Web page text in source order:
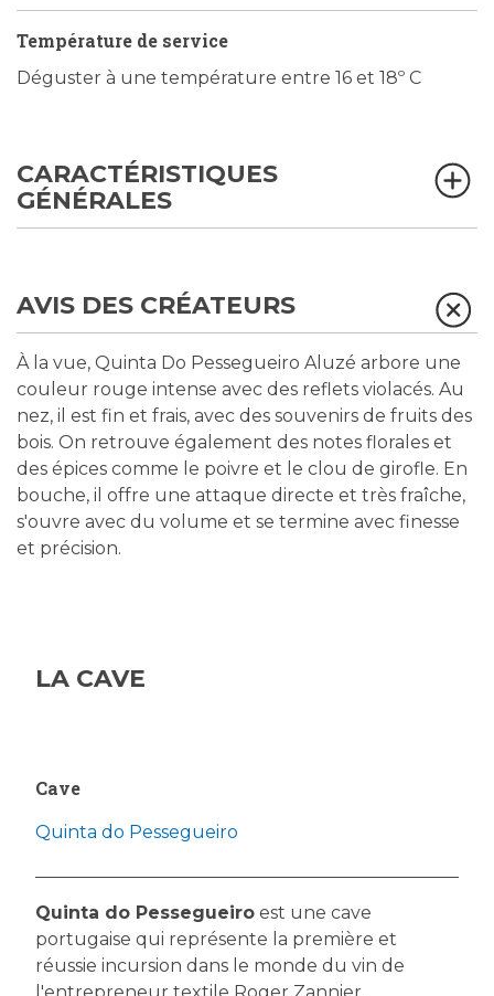
Température de service
Déguster à une température entre 16 et 18º C
CARACTÉRISTIQUES
GÉNÉRALES
AVIS DES CRÉATEURS
À la vue, Quinta Do Pessegueiro Aluzé arbore une
couleur rouge intense avec des reflets violacés. Au
nez, il est fin et frais, avec des souvenirs de fruits des
bois. On retrouve également des notes florales et
des épices comme le poivre et le clou de girofle. En
bouche, il offre une attaque directe et très fraîche,
s'ouvre avec du volume et se termine avec finesse
et précision.
LA CAVE
Cave
Quinta do Pessegueiro
Quinta do Pessegueiro est une cave
portugaise qui représente la première et
réussie incursion dans le monde du vin de